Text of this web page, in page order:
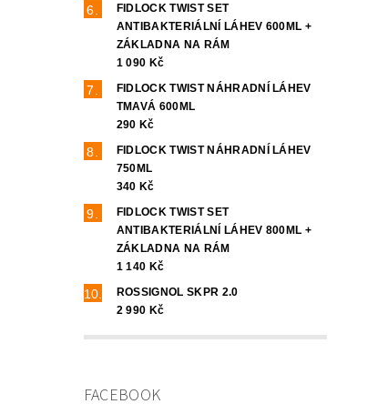
FIDLOCK TWIST SET
ANTIBAKTERIÁLNÍ LÁHEV 600ML +
ZÁKLADNA NA RÁM
1 090 Kč
FIDLOCK TWIST NÁHRADNÍ LÁHEV
TMAVÁ 600ML
290 Kč
FIDLOCK TWIST NÁHRADNÍ LÁHEV
750ML
340 Kč
FIDLOCK TWIST SET
ANTIBAKTERIÁLNÍ LÁHEV 800ML +
ZÁKLADNA NA RÁM
1 140 Kč
ROSSIGNOL SKPR 2.0
2 990 Kč
FACEBOOK